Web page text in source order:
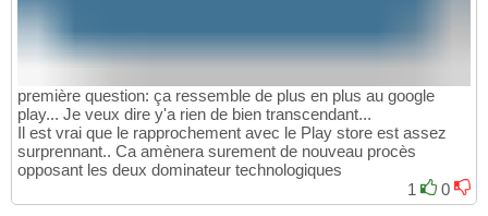
première question: ça ressemble de plus en plus au google
play... Je veux dire y'a rien de bien transcendant...
Il est vrai que le rapprochement avec le Play store est assez
surprennant.. Ca amènera surement de nouveau procès
opposant les deux dominateur technologiques
1
0